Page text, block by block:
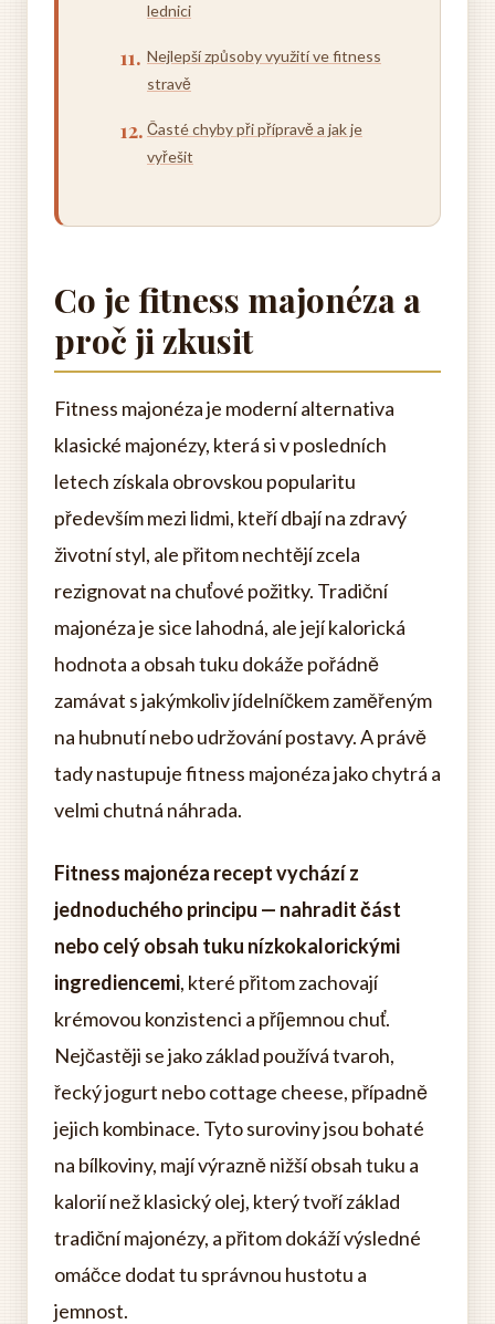
lednici
Nejlepší způsoby využití ve fitness
stravě
Časté chyby při přípravě a jak je
vyřešit
Co je fitness majonéza a
proč ji zkusit
Fitness majonéza je moderní alternativa
klasické majonézy, která si v posledních
letech získala obrovskou popularitu
především mezi lidmi, kteří dbají na zdravý
životní styl, ale přitom nechtějí zcela
rezignovat na chuťové požitky. Tradiční
majonéza je sice lahodná, ale její kalorická
hodnota a obsah tuku dokáže pořádně
zamávat s jakýmkoliv jídelníčkem zaměřeným
na hubnutí nebo udržování postavy. A právě
tady nastupuje fitness majonéza jako chytrá a
velmi chutná náhrada.
Fitness majonéza recept vychází z
jednoduchého principu — nahradit část
nebo celý obsah tuku nízkokalorickými
ingrediencemi, které přitom zachovají
krémovou konzistenci a příjemnou chuť.
Nejčastěji se jako základ používá tvaroh,
řecký jogurt nebo cottage cheese, případně
jejich kombinace. Tyto suroviny jsou bohaté
na bílkoviny, mají výrazně nižší obsah tuku a
kalorií než klasický olej, který tvoří základ
tradiční majonézy, a přitom dokáží výsledné
omáčce dodat tu správnou hustotu a
jemnost.